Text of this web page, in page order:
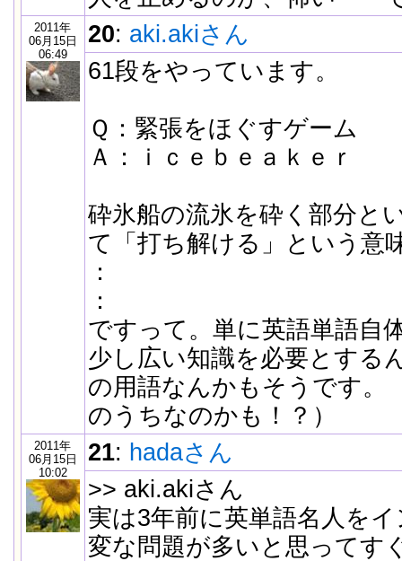
2011年
06月15日
06:49
20: aki.akiさん
61段をやっています。
Ｑ：緊張をほぐすゲーム
Ａ：ｉｃｅｂｅａｋｅｒ
砕氷船の流氷を砕く部分と
て「打ち解ける」という意
：
：
ですって。単に英語単語自
少し広い知識を必要とする
の用語なんかもそうです。
のうちなのかも！？）
2011年
06月15日
10:02
21: hadaさん
>> aki.akiさん
実は3年前に英単語名人を
変な問題が多いと思ってす